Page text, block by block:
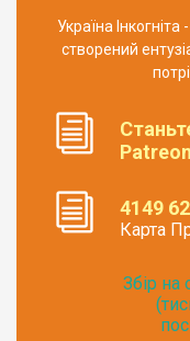
Україна
створений
Patreon
4149
Карта
Збір